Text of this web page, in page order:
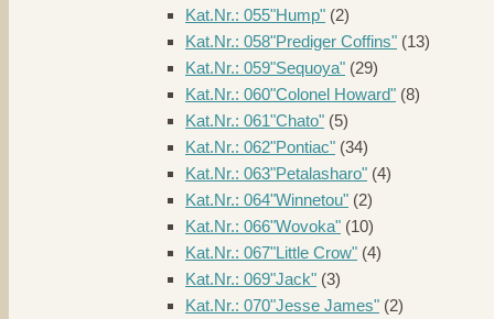
Kat.Nr.: 055"Hump" (2)
Kat.Nr.: 058"Prediger Coffins" (13)
Kat.Nr.: 059"Sequoya" (29)
Kat.Nr.: 060"Colonel Howard" (8)
Kat.Nr.: 061"Chato" (5)
Kat.Nr.: 062"Pontiac" (34)
Kat.Nr.: 063"Petalasharo" (4)
Kat.Nr.: 064"Winnetou" (2)
Kat.Nr.: 066"Wovoka" (10)
Kat.Nr.: 067"Little Crow" (4)
Kat.Nr.: 069"Jack" (3)
Kat.Nr.: 070"Jesse James" (2)